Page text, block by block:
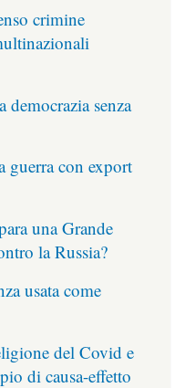
crimine
senza
guerra con export
una Grande
la Russia?
usata come
del Covid e
di causa-effetto